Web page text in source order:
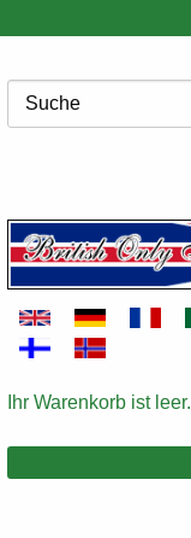
zum
Suche
Warenkorb
Ihr Warenkorb ist leer.